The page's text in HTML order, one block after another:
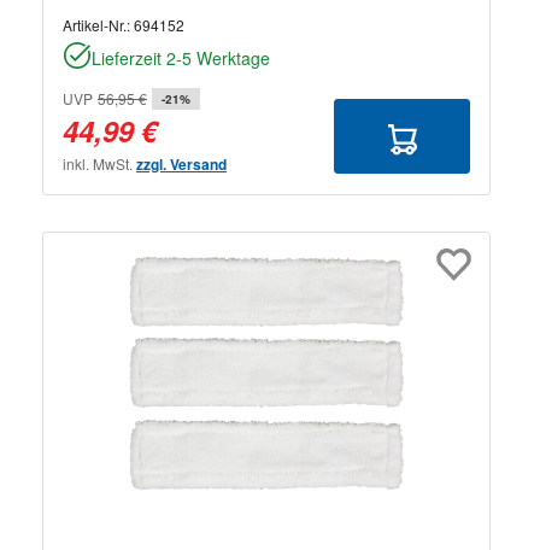
Artikel-Nr.:694152
Lieferzeit 2-5 Werktage
UVP 56,95 € -21%
44,99 €
inkl. MwSt. zzgl. Versand